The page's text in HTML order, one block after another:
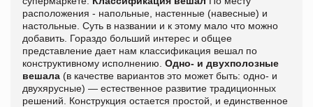
расположения - напольные, настенные (навесные) и
настольные. Суть в названии и к этому мало что можно
добавить. Гораздо больший интерес и общее
представление дает нам классификация вешал по
конструктивному исполнению. Одно- и двухполозные
вешала (в качестве вариантов это может быть: одно- и
двухярусные) — естественное развитие традиционных
решений. Конструкция остается простой, и единственное